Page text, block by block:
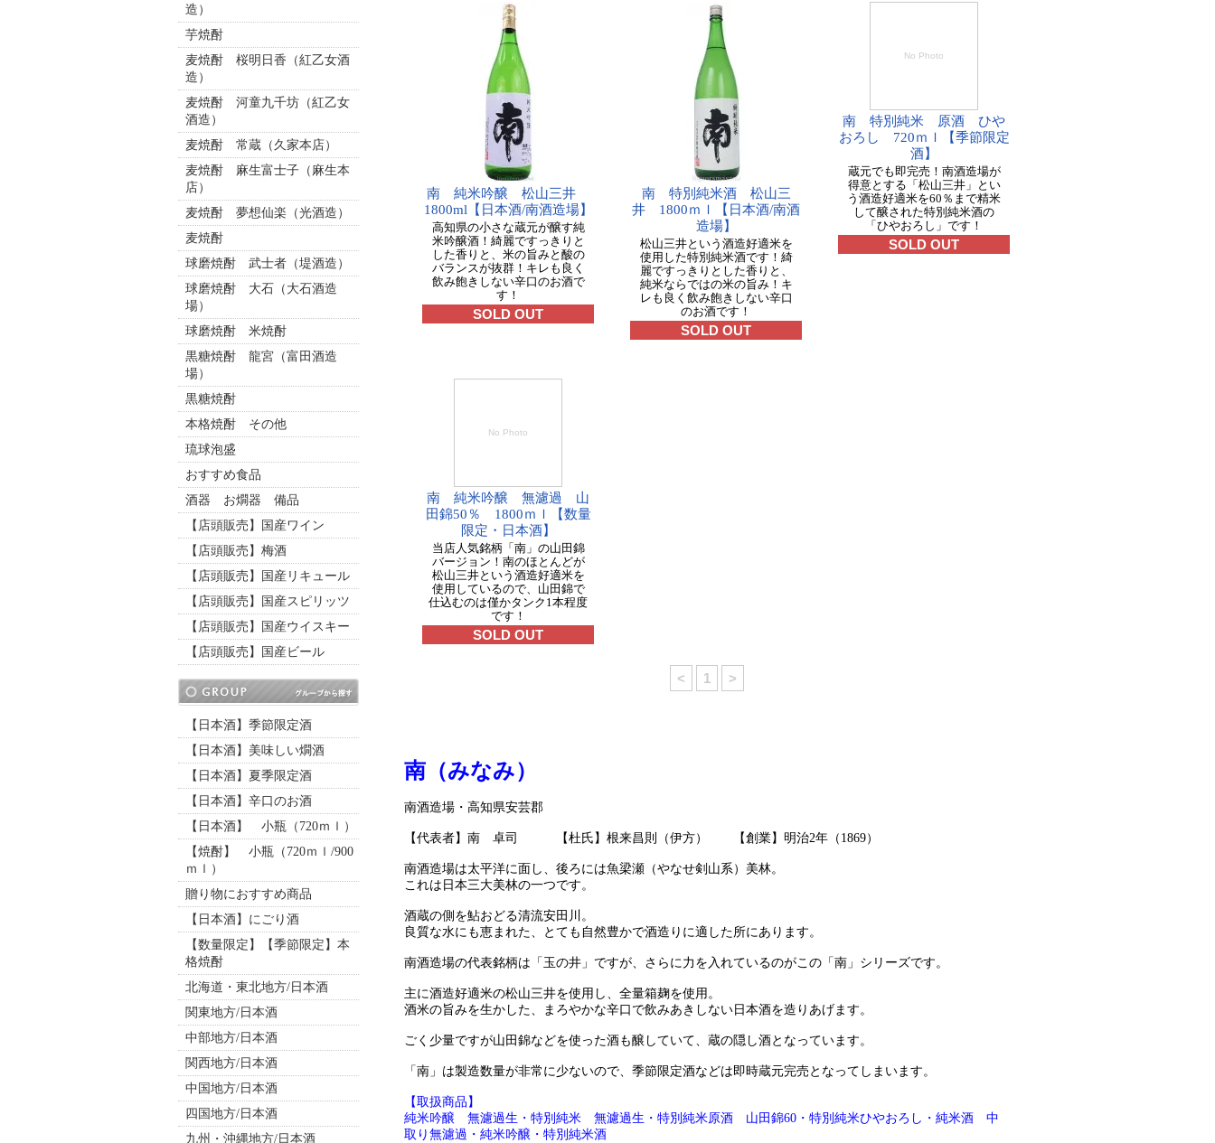
造）
芋焼酎
麦焼酎 桜明日香（紅乙女酒
造）
麦焼酎 河童九千坊（紅乙女
酒造）
麦焼酎 常蔵（久家本店）
麦焼酎 麻生富士子（麻生本
店）
麦焼酎 夢想仙楽（光酒造）
麦焼酎
球磨焼酎 武士者（堤酒造）
球磨焼酎 大石（大石酒造
場）
球磨焼酎 米焼酎
黒糖焼酎 龍宮（富田酒造
場）
黒糖焼酎
本格焼酎 その他
琉球泡盛
おすすめ食品
酒器 お燗器 備品
【店頭販売】国産ワイン
【店頭販売】梅酒
【店頭販売】国産リキュール
【店頭販売】国産スピリッツ
【店頭販売】国産ウイスキー
【店頭販売】国産ビール
【日本酒】季節限定酒
【日本酒】美味しい燗酒
【日本酒】夏季限定酒
【日本酒】辛口のお酒
【日本酒】 小瓶（720ｍｌ）
【焼酎】 小瓶（720ｍｌ/900
ｍｌ）
贈り物におすすめ商品
【日本酒】にごり酒
【数量限定】【季節限定】本
格焼酎
北海道・東北地方/日本酒
関東地方/日本酒
中部地方/日本酒
関西地方/日本酒
中国地方/日本酒
四国地方/日本酒
九州・沖縄地方/日本酒
南 純米吟醸 松山三井
1800ml【日本酒/南酒造場】
高知県の小さな蔵元が醸す純
米吟醸酒！綺麗ですっきりと
した香りと、米の旨みと酸の
バランスが抜群！キレも良く
飲み飽きしない辛口のお酒で
す！
SOLD OUT
南 特別純米酒 松山三
井 1800ｍｌ【日本酒/南酒
造場】
松山三井という酒造好適米を
使用した特別純米酒です！綺
麗ですっきりとした香りと、
純米ならではの米の旨み！キ
レも良く飲み飽きしない辛口
のお酒です！
SOLD OUT
No Photo
南 特別純米 原酒 ひや
おろし 720ｍｌ【季節限定
酒】
蔵元でも即完売！南酒造場が
得意とする「松山三井」とい
う酒造好適米を60％まで精米
して醸された特別純米酒の
「ひやおろし」です！
SOLD OUT
No Photo
南 純米吟醸 無濾過 山
田錦50％ 1800ｍｌ【数量
限定・日本酒】
当店人気銘柄「南」の山田錦
バージョン！南のほとんどが
松山三井という酒造好適米を
使用しているので、山田錦で
仕込むのは僅かタンク1本程度
です！
SOLD OUT
< 1 >
南（みなみ）
南酒造場・高知県安芸郡
【代表者】南 卓司 【杜氏】根来昌則（伊方） 【創業】明治2年（1869）
南酒造場は太平洋に面し、後ろには魚梁瀬（やなせ剣山系）美林。
これは日本三大美林の一つです。
酒蔵の側を鮎おどる清流安田川。
良質な水にも恵まれた、とても自然豊かで酒造りに適した所にあります。
南酒造場の代表銘柄は「玉の井」ですが、さらに力を入れているのがこの「南」シリーズです。
主に酒造好適米の松山三井を使用し、全量箱麹を使用。
酒米の旨みを生かした、まろやかな辛口で飲みあきしない日本酒を造りあげます。
ごく少量ですが山田錦などを使った酒も醸していて、蔵の隠し酒となっています。
「南」は製造数量が非常に少ないので、季節限定酒などは即時蔵元完売となってしまいます。
【取扱商品】
純米吟醸 無濾過生・特別純米 無濾過生・特別純米原酒 山田錦60・特別純米ひやおろし・純米酒 中
取り無濾過・純米吟醸・特別純米酒